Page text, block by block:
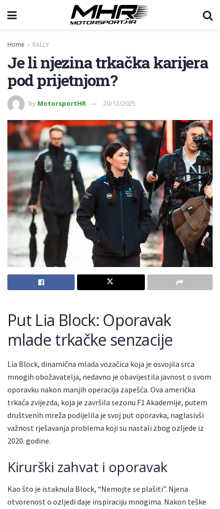
Home RALLY
Je li njezina trkačka karijera
pod prijetnjom?
by MotorsportHR 20/12/2025
Put Lia Block: Oporavak
mlade trkačke senzacije
Lia Block, dinamična mlada vozačica koja je osvojila srca
mnogih obožavatelja, nedavno je obavijestila javnost o svom
oporavku nakon manjih operacija zapešća. Ova američka
trkaća zvijezda, koja je završila sezonu F1 Akademije, putem
društvenih mreža podijelila je svoj put oporavka, naglasivši
važnost rješavanja problema koji su nastali zbog ozljede iz
2020. godine.
Kirurški zahvat i oporavak
Kao što je istaknula Block, “Nemojte se plašiti”. Njena
otvorenost o ozljedi daje inspiraciju mnogima. Nakon teške